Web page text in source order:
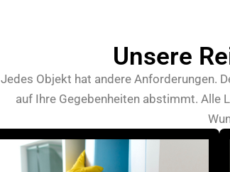
Unsere
Jedes Objekt hat andere Anforderungen.
auf Ihre Gegebenheiten abstimmt. Alle